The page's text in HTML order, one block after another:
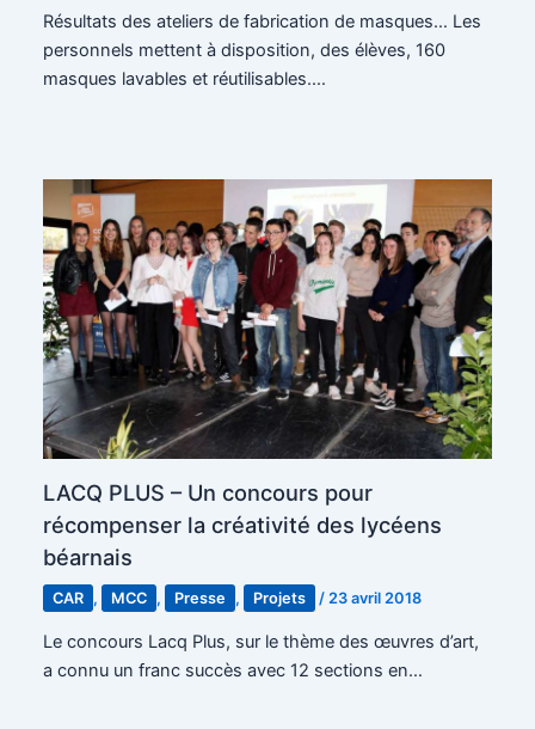
Résultats des ateliers de fabrication de masques… Les
personnels mettent à disposition, des élèves, 160
masques lavables et réutilisables.…
LACQ PLUS – Un concours pour
récompenser la créativité des lycéens
béarnais
CAR , MCC , Presse , Projets / 23 avril 2018
Le concours Lacq Plus, sur le thème des œuvres d’art,
a connu un franc succès avec 12 sections en…